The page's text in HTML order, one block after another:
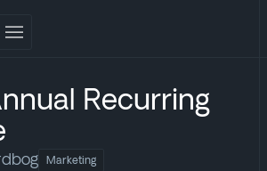
Recurring
Marketing